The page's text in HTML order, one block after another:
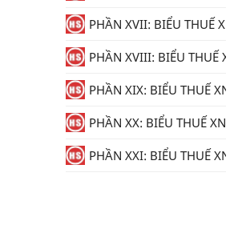
PHẦN XVII: BIỂU THUẾ XNK
PHẦN XVIII: BIỂU THUẾ XNK
PHẦN XIX: BIỂU THUẾ XNK
PHẦN XX: BIỂU THUẾ XNK
PHẦN XXI: BIỂU THUẾ XNK